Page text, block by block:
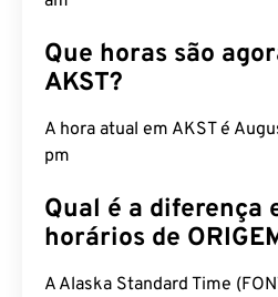
Que horas são
AKST?
A hora atual em AKST é
pm
Qual é a diferença
horários de
A Alaska Standard Time